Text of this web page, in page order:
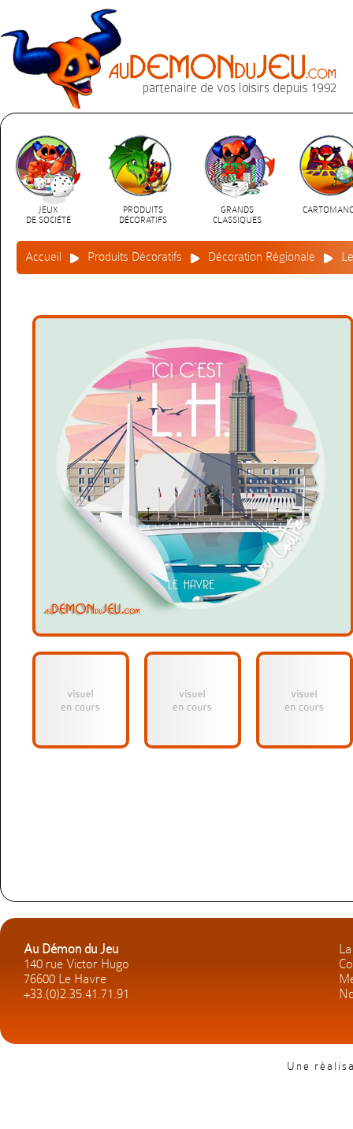
JEUX
DE SOCIÉTÉ
PRODUITS
DÉCORATIFS
GRANDS
CLASSIQUES
Accueil Produits Décoratifs Décoration Régionale
Au Démon du Jeu
140 rue Victor Hugo
76600 Le Havre
+33.(0)2.35.41.71.91
Une